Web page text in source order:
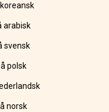
arabisk
svensk
polsk
norsk